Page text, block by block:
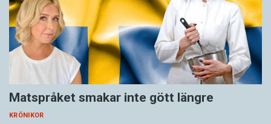
Matspråket smakar inte gött längre
KRÖNIKOR